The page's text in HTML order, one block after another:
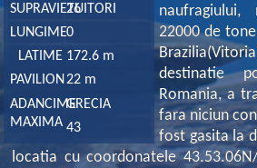
26
SUPRAVIETUITORI
0
LUNGIME
172.6 m
LATIME
22 m
PAVILION
GRECIA
ADANCIME
MAXIMA 43
22000 de
destinatie
Romania, a
fara niciun
fost gasita la
locatia cu coordonatele